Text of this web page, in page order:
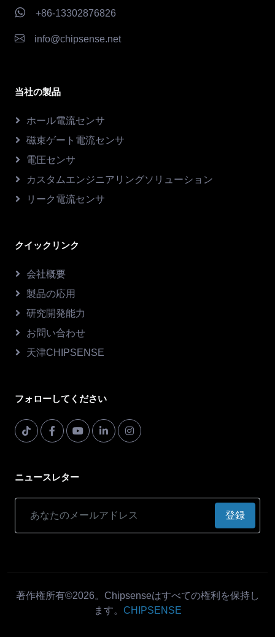
+86-13302876826
info@chipsense.net
当社の製品
ホール電流センサ
磁束ゲート電流センサ
電圧センサ
カスタムエンジニアリングソリューション
リーク電流センサ
クイックリンク
会社概要
製品の応用
研究開発能力
お問い合わせ
天津CHIPSENSE
フォローしてください
ニュースレター
登録
著作権所有©2026。Chipsenseはすべての権利を保持し
ます。 CHIPSENSE